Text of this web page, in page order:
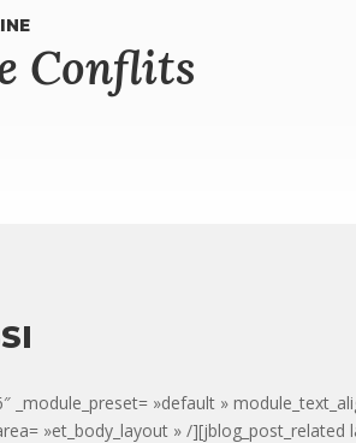
Conflits
»default »
»et_body_layout » /][jblog_post_related